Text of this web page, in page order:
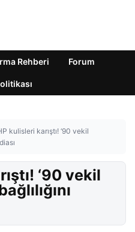
Rehberi Forum
kulisleri karıştı! ‘90 vekil
‘90 vekil